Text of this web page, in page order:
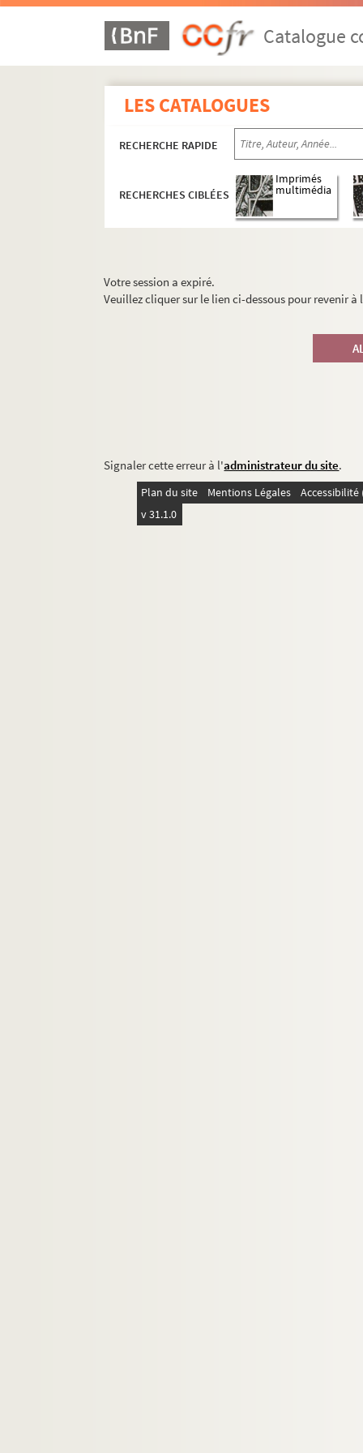
Catalogue
LES CATALOGUES
RECHERCHE RAPIDE
RECHERCHES CIBLÉES
Imprimés
multimédia
Votre session a expiré.
Veuillez cliquer sur le lien ci-dessous pour revenir
Signaler cette erreur à l'administrateur du site.
Plan du site Mentions Légales
v 31.1.0